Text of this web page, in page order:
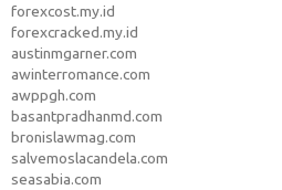
forexcost.my.id
forexcracked.my.id
austinmgarner.com
awinterromance.com
awppgh.com
basantpradhanmd.com
bronislawmag.com
salvemoslacandela.com
seasabia.com